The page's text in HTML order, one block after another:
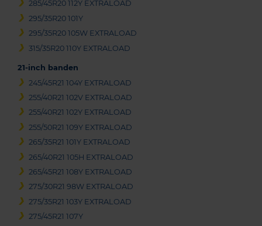
285/45R20 112Y EXTRALOAD
295/35R20 101Y
295/35R20 105W EXTRALOAD
315/35R20 110Y EXTRALOAD
21-inch banden
245/45R21 104Y EXTRALOAD
255/40R21 102V EXTRALOAD
255/40R21 102Y EXTRALOAD
255/50R21 109Y EXTRALOAD
265/35R21 101Y EXTRALOAD
265/40R21 105H EXTRALOAD
265/45R21 108Y EXTRALOAD
275/30R21 98W EXTRALOAD
275/35R21 103Y EXTRALOAD
275/45R21 107Y